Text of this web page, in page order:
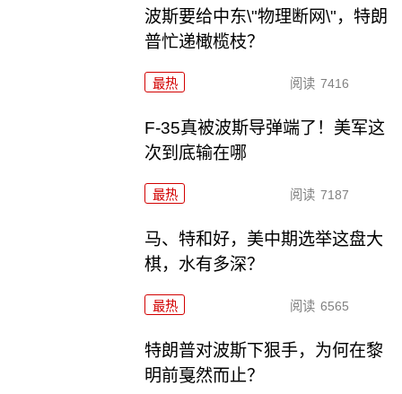
波斯要给中东\"物理断网\"，特朗
普忙递橄榄枝？
最热 阅读 7416
F-35真被波斯导弹端了！美军这
次到底输在哪
最热 阅读 7187
马、特和好，美中期选举这盘大
棋，水有多深？
最热 阅读 6565
特朗普对波斯下狠手，为何在黎
明前戛然而止？